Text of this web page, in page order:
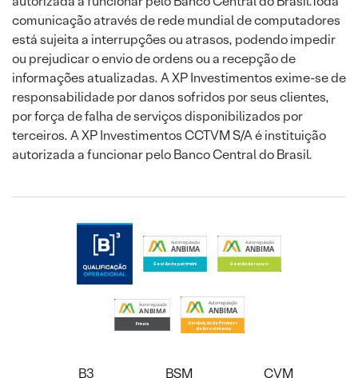
comunicação através de rede mundial de computadores
está sujeita a interrupções ou atrasos, podendo impedir
ou prejudicar o envio de ordens ou a recepção de
informações atualizadas. A XP Investimentos exime-se de
responsabilidade por danos sofridos por seus clientes,
por força de falha de serviços disponibilizados por
terceiros. A XP Investimentos CCTVM S/A é instituição
autorizada a funcionar pelo Banco Central do Brasil.
B3 BSM CVM